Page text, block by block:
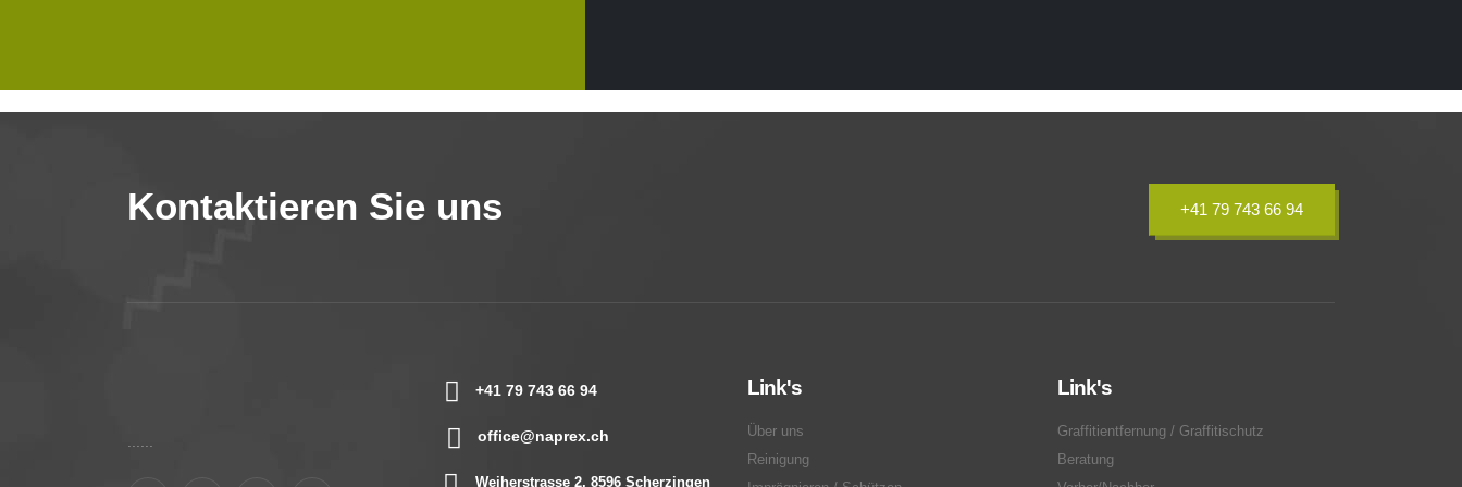
Kontaktieren Sie uns +41 79 743 66 94
+41 79 743 66 94
office@naprex.ch
Weiherstrasse 2, 8596 Scherzingen
Link's
Über uns
Reinigung
Link's
Graffitientfernung / Graffitischutz
Beratung